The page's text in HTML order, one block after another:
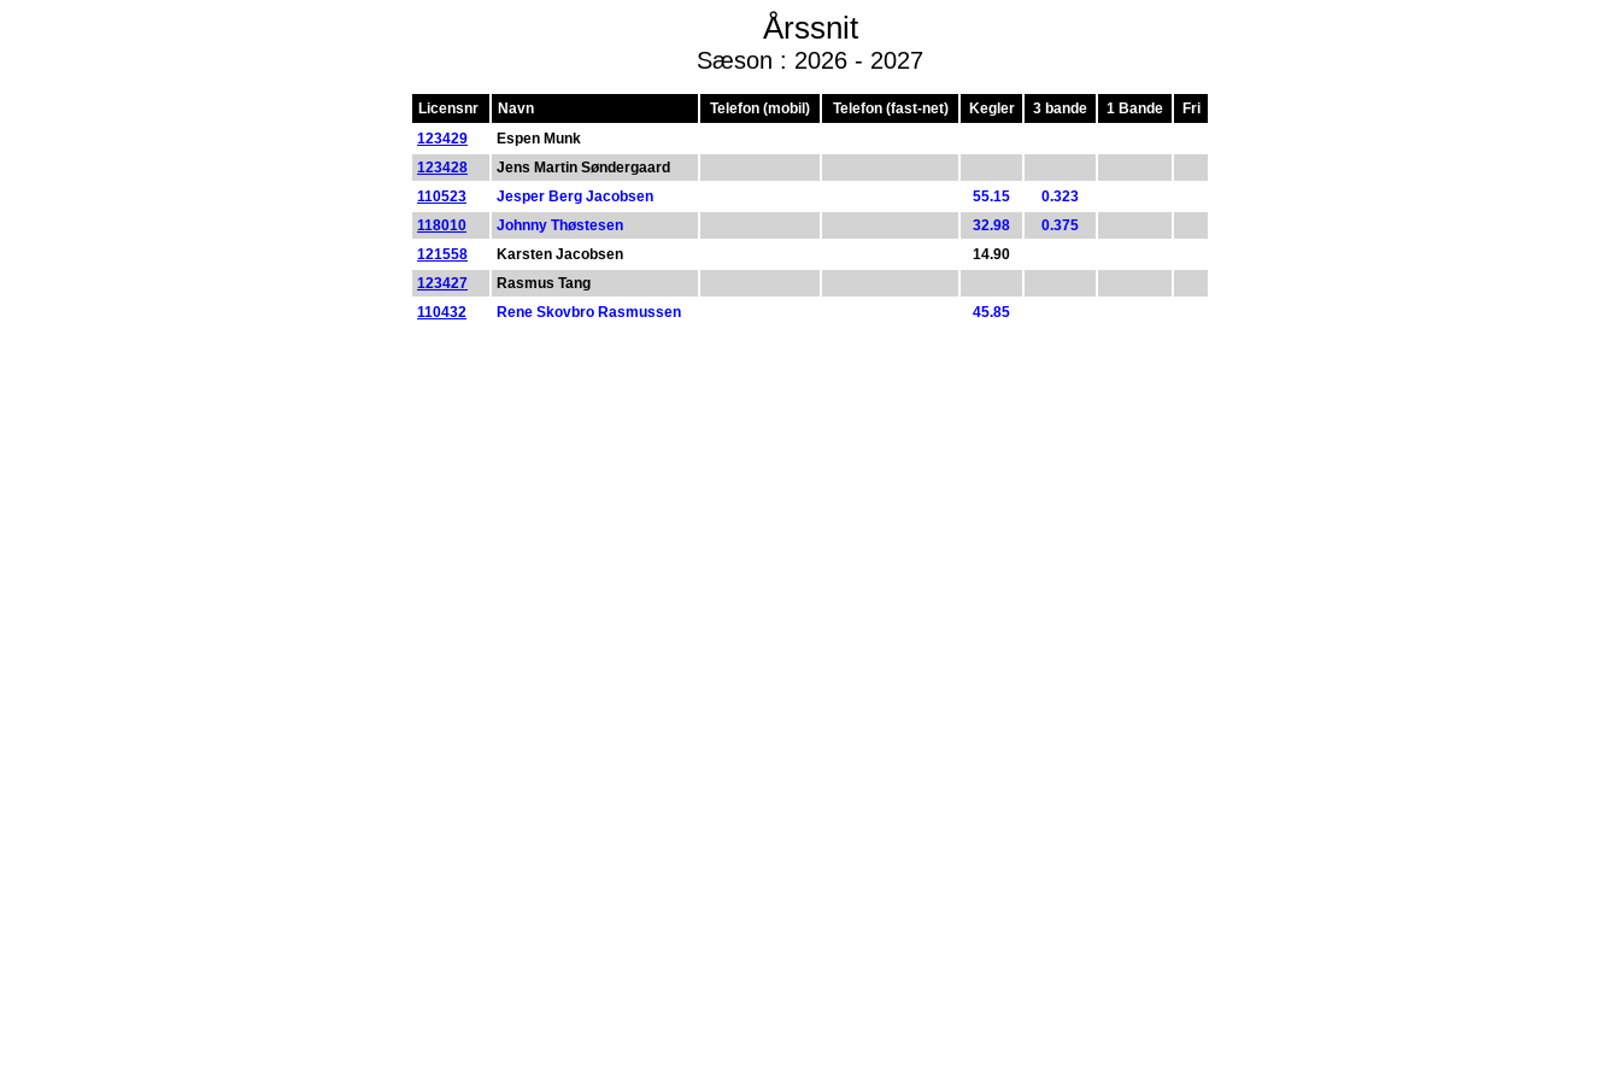
Årssnit
Sæson : 2026 - 2027
Licensnr Navn Telefon (mobil) Telefon (fast-net) Kegler 3 bande 1 Bande
Fri
123429
Espen Munk
123428
Jens Martin Søndergaard
110523
Jesper Berg Jacobsen 55.15
0.323
118010
Johnny Thøstesen 32.98
0.375
121558
Karsten Jacobsen
14.90
123427
Rasmus Tang
110432
Rene Skovbro Rasmussen 45.85